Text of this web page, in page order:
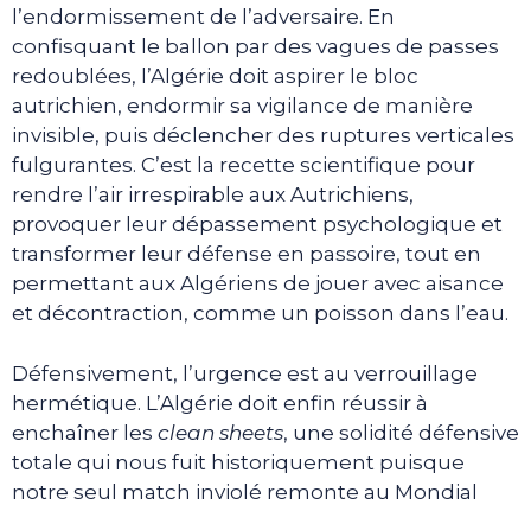
l’endormissement de l’adversaire. En
confisquant le ballon par des vagues de passes
redoublées, l’Algérie doit aspirer le bloc
autrichien, endormir sa vigilance de manière
invisible, puis déclencher des ruptures verticales
fulgurantes. C’est la recette scientifique pour
rendre l’air irrespirable aux Autrichiens,
provoquer leur dépassement psychologique et
transformer leur défense en passoire, tout en
permettant aux Algériens de jouer avec aisance
et décontraction, comme un poisson dans l’eau.
Défensivement, l’urgence est au verrouillage
hermétique. L’Algérie doit enfin réussir à
enchaîner les clean sheets, une solidité défensive
totale qui nous fuit historiquement puisque
notre seul match inviolé remonte au Mondial